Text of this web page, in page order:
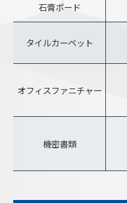
石膏ボード
タイルカーペット
オフィスファニチャー
機密書類